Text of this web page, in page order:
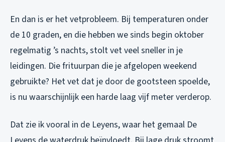
En dan is er het vetprobleem. Bij temperaturen onder
de 10 graden, en die hebben we sinds begin oktober
regelmatig ’s nachts, stolt vet veel sneller in je
leidingen. Die frituurpan die je afgelopen weekend
gebruikte? Het vet dat je door de gootsteen spoelde,
is nu waarschijnlijk een harde laag vijf meter verderop.
Dat zie ik vooral in de Leyens, waar het gemaal De